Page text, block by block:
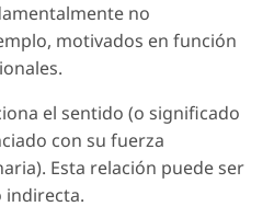
no
motivados en función
el sentido (o significado
con su fuerza
Esta relación puede ser
indirecta.